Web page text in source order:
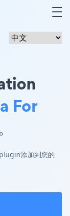
For
添加到您的